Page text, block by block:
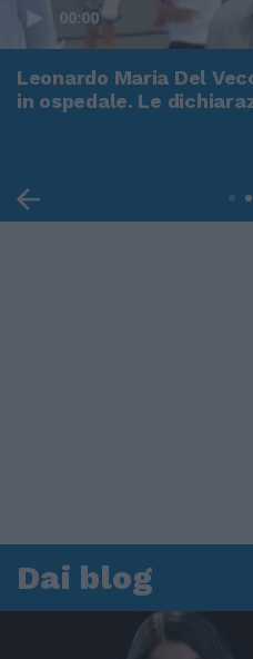
00:00
Leonardo Maria Del
in ospedale. Le
Dai blog